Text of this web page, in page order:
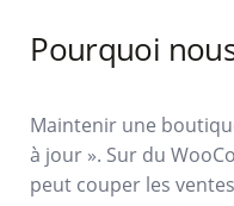
Pourquoi
Maintenir une
à jour ». Sur du
peut couper les